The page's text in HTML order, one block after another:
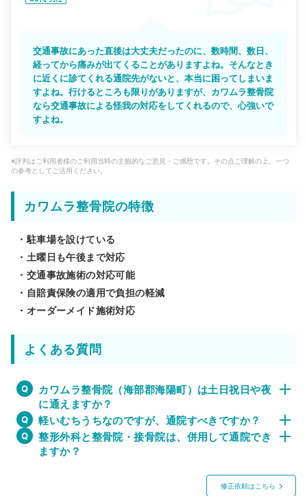
交通事故にあった直後は大丈夫だったのに、数時間、数日、
経ってから痛みが出てくることがありますよね。そんなとき
に近くに診てくれる通院先がないと、本当に困ってしまいま
すよね。行けるところも限りがありますが、カワムラ整骨院
なら交通事故による怪我の対応をしてくれるので、心強いで
すよね。
※評判はご利用者様のご利用当時の主観的なご意見・ご感想です。その点ご理解の上、一つ
の参考としてご活用ください。
カワムラ整骨院の特徴
・駐車場を設けている
・土曜日も午後まで対応
・交通事故施術の対応可能
・自賠責保険の適用で負担の軽減
・オーダーメイド施術対応
よくある質問
カワムラ整骨院（海部郡海陽町）は土日祝日や夜
に通えますか？
軽いむちうちなのですが、通院すべきですか？
整形外科と整骨院・接骨院は、併用して通院でき
ますか？
修正依頼はこちら